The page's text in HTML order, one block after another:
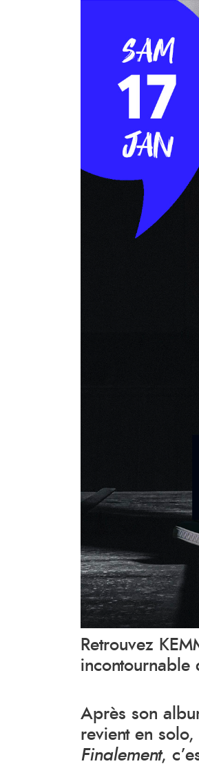
Retrouvez
incontournable
Après son
revient en
Finalement,